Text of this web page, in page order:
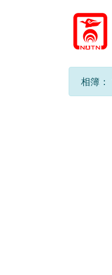
相簿：